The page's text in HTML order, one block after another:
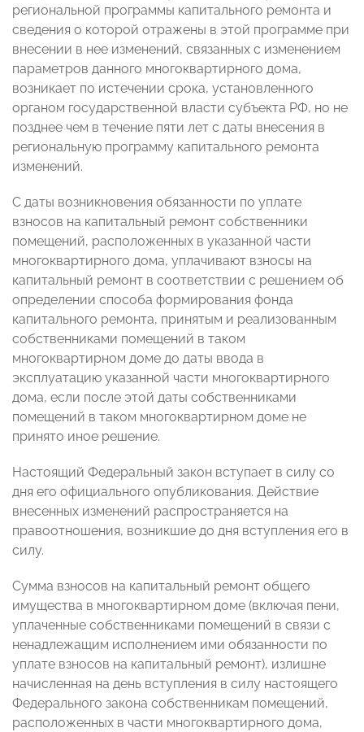
региональной программы капитального ремонта и
сведения о которой отражены в этой программе при
внесении в нее изменений, связанных с изменением
параметров данного многоквартирного дома,
возникает по истечении срока, установленного
органом государственной власти субъекта РФ, но не
позднее чем в течение пяти лет с даты внесения в
региональную программу капитального ремонта
изменений.
С даты возникновения обязанности по уплате
взносов на капитальный ремонт собственники
помещений, расположенных в указанной части
многоквартирного дома, уплачивают взносы на
капитальный ремонт в соответствии с решением об
определении способа формирования фонда
капитального ремонта, принятым и реализованным
собственниками помещений в таком
многоквартирном доме до даты ввода в
эксплуатацию указанной части многоквартирного
дома, если после этой даты собственниками
помещений в таком многоквартирном доме не
принято иное решение.
Настоящий Федеральный закон вступает в силу со
дня его официального опубликования. Действие
внесенных изменений распространяется на
правоотношения, возникшие до дня вступления его в
силу.
Сумма взносов на капитальный ремонт общего
имущества в многоквартирном доме (включая пени,
уплаченные собственниками помещений в связи с
ненадлежащим исполнением ими обязанности по
уплате взносов на капитальный ремонт), излишне
начисленная на день вступления в силу настоящего
Федерального закона собственникам помещений,
расположенных в части многоквартирного дома,